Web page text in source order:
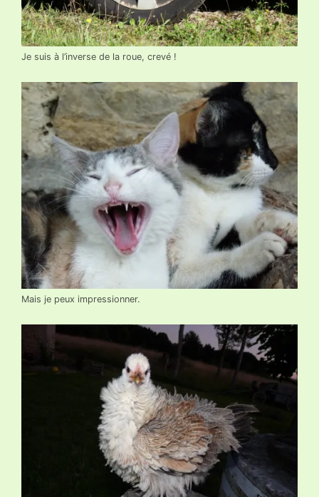
Je suis à l’inverse de la roue, crevé !
Mais je peux impressionner.